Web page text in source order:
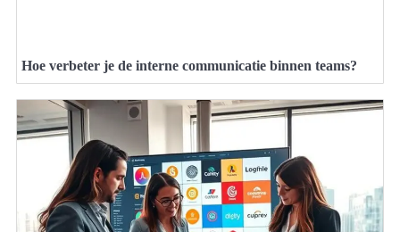
Hoe verbeter je de interne communicatie binnen teams?